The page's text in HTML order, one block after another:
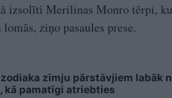
izsolīti Merilinas Monro tērpi,
ziņo pasaules prese.
zodiaka zīmju pārstāvjiem labāk
kā pamatīgi atriebties